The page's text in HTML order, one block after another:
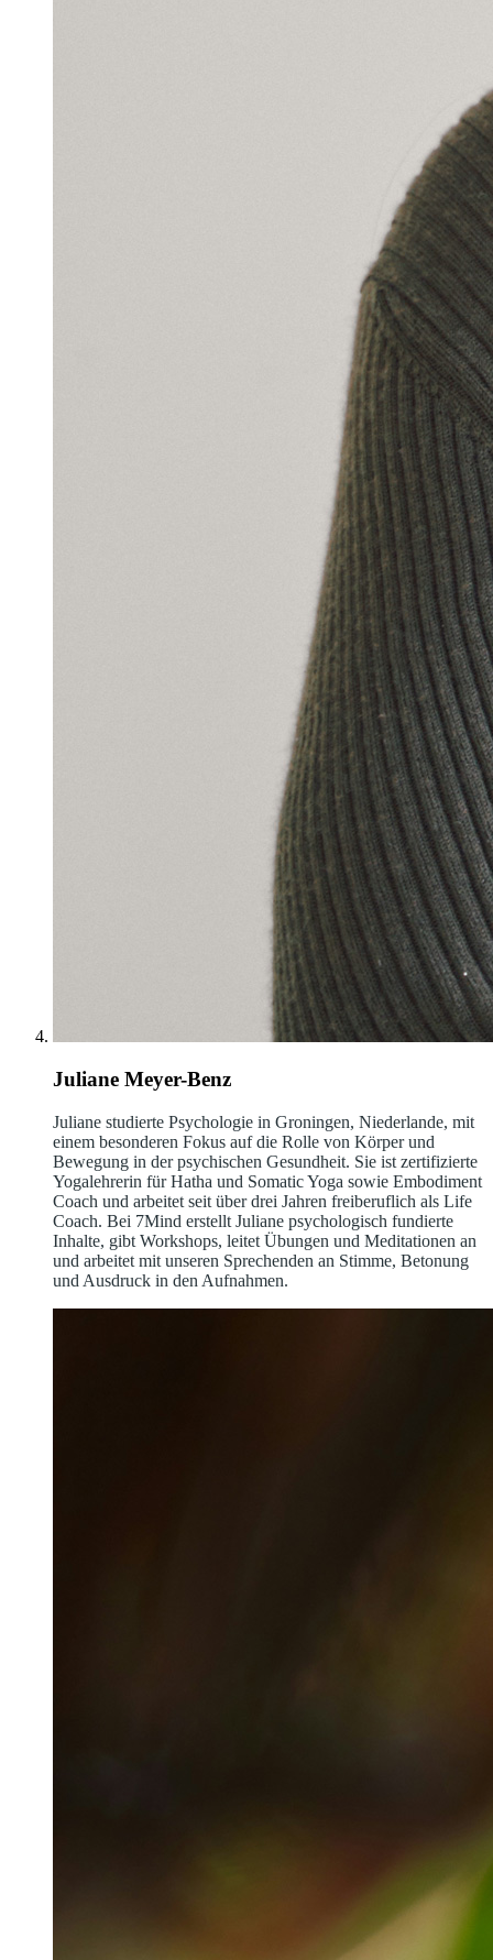
Juliane Meyer-Benz
Juliane studierte Psychologie in Groningen, Niederlande, mit
einem besonderen Fokus auf die Rolle von Körper und
Bewegung in der psychischen Gesundheit. Sie ist zertifizierte
Yogalehrerin für Hatha und Somatic Yoga sowie Embodiment
Coach und arbeitet seit über drei Jahren freiberuflich als Life
Coach. Bei 7Mind erstellt Juliane psychologisch fundierte
Inhalte, gibt Workshops, leitet Übungen und Meditationen an
und arbeitet mit unseren Sprechenden an Stimme, Betonung
und Ausdruck in den Aufnahmen.